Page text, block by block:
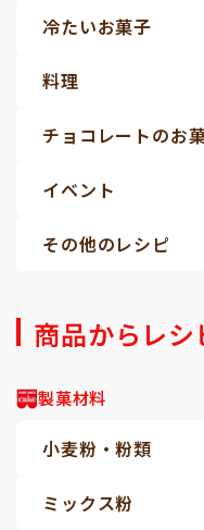
冷たいお菓子
料理
チョコレートのお
イベント
その他のレシピ
商品からレ
製菓材料
小麦粉・粉類
ミックス粉